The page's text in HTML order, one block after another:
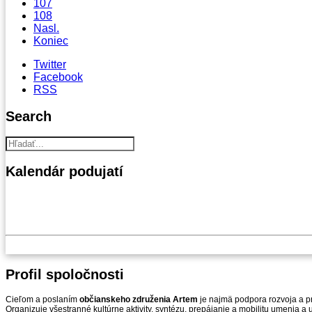
107
108
Nasl.
Koniec
Twitter
Facebook
RSS
Search
Kalendár podujatí
Profil spoločnosti
Cieľom a poslaním občianskeho združenia Artem je najmä podpora rozvoja a
Organizuje všestranné kultúrne aktivity, syntézu, prepájanie a mobilitu umenia